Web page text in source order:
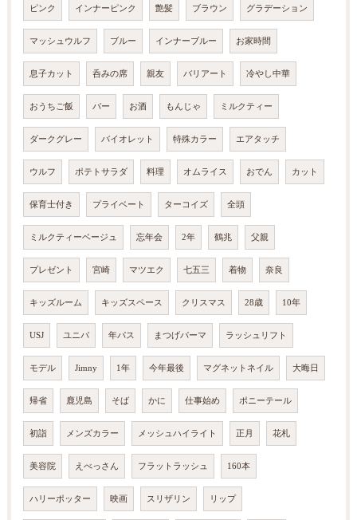
ピンク インナーピンク 艶髪 ブラウン グラデーション
マッシュウルフ ブルー インナーブルー お家時間
息子カット 呑みの席 親友 バリアート 冷やし中華
おうちご飯 バー お酒 もんじゃ ミルクティー
ダークグレー バイオレット 特殊カラー エアタッチ
ウルフ ポテトサラダ 料理 オムライス おでん カット
保育士付き プライベート ターコイズ 全頭
ミルクティーベージュ 忘年会 2年 鶴兆 父親
プレゼント 宮崎 マツエク 七五三 着物 奈良
キッズルーム キッズスペース クリスマス 28歳 10年
USJ ユニバ 年パス まつげパーマ ラッシュリフト
モデル Jimny 1年 今年最後 マグネットネイル 大晦日
帰省 鹿児島 そば かに 仕事始め ポニーテール
初詣 メンズカラー メッシュハイライト 正月 花札
美容院 えべっさん フラットラッシュ 160本
ハリーポッター 映画 スリザリン リップ